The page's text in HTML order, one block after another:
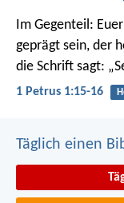
Im Gegenteil:
geprägt sein, der
die Schrift sagt:
1 Petrus 1:15-16
Täglich einen